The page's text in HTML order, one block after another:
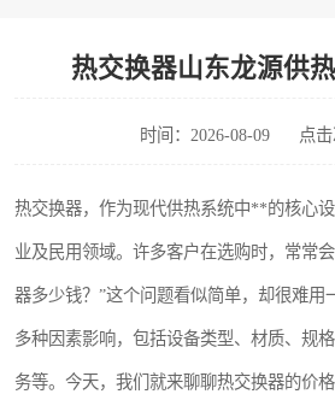
热交换器山东龙源供
时间：2026-08-09 点
热交换器，作为现代供热系统中**的核心
业及民用领域。许多客户在选购时，常常
器多少钱？”这个问题看似简单，却很难用
多种因素影响，包括设备类型、材质、规
务等。今天，我们就来聊聊热交换器的价
汽水换热机组 板
板式换热机组 定
囊式膨胀水箱 水
智能供水设备 锅